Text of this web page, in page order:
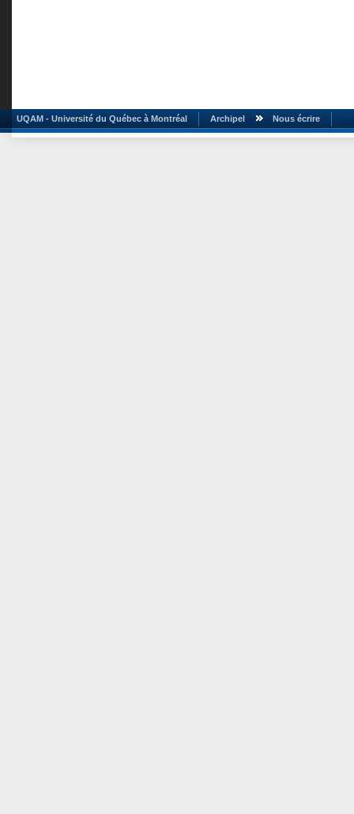
UQAM - Université du Québec à Montréal Archipel Nous écrire